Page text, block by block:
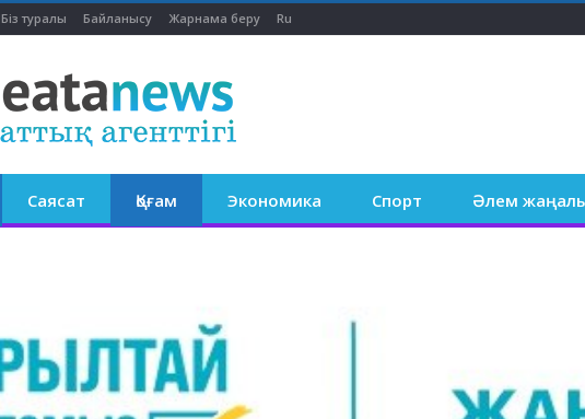
Біз туралы Байланысу Жарнама беру Ru
Саясат Қоғам Экономика Спорт Әлем